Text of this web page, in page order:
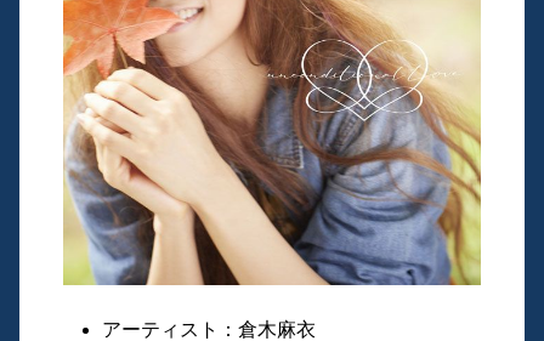
アーティスト：倉木麻衣